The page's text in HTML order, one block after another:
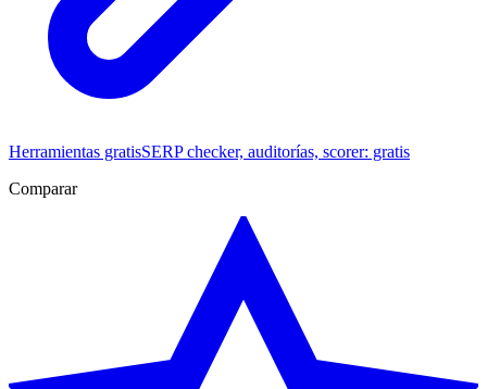
Herramientas gratisSERP checker, auditorías, scorer: gratis
Comparar